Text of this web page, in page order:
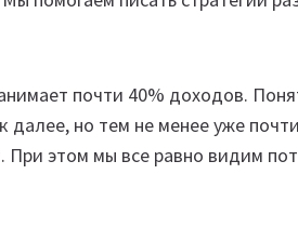
почти 40% доходов.
далее, но тем не менее уже
этом мы все равно видим